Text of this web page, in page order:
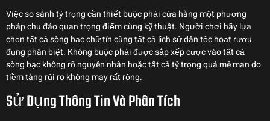
Việc so sánh tỷ trọng cần thiết buộc phải cửa hàng một phương
pháp chu đáo quan trọng điểm cùng kỹ thuật. Người chơi hãy lựa
chọn tất cả sòng bạc chữ tín cùng tất cả lịch sử dân tộc hoạt rượu
đụng phân biệt. Không buộc phải được sắp xếp cược vào tất cả
sòng bạc không rõ nguyên nhân hoặc tất cả tỷ trọng quá mê man do
tiềm tàng rủi ro không may rất rộng.
Sử Dụng Thông Tin Và Phân Tích